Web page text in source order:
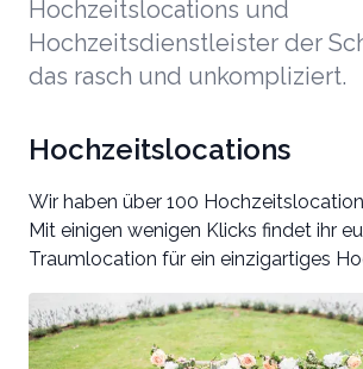
Hochzeitslocations und
Hochzeitsdienstleister der
das rasch und unkompliziert.
Hochzeitslocations
Wir haben über 100
Mit einigen wenigen Klicks findet ihr
Traumlocation für ein einzigartiges